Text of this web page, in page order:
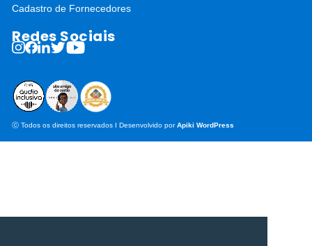
Cadastro de Fornecedores
Redes Sociais
ⓒ Todos os direitos reservados I Desenvolvido porApiki WordPress